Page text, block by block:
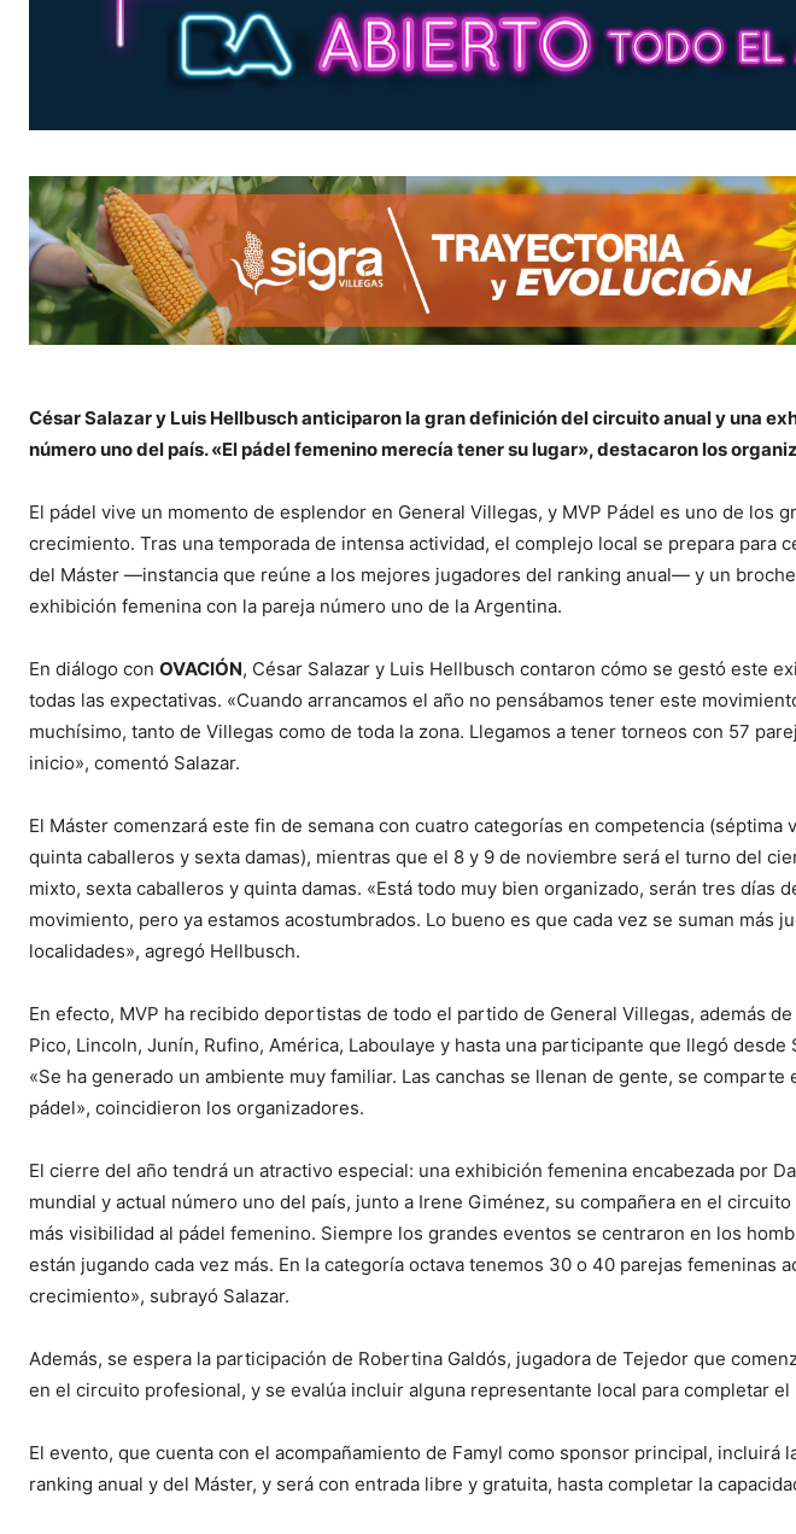
César Salazar y Luis Hellbusch anticiparon la gran definición del circuito anual y una
número uno del país. «El pádel femenino merecía tener su lugar», destacaron los
El pádel vive un momento de esplendor en General Villegas, y MVP Pádel es uno de los
crecimiento. Tras una temporada de intensa actividad, el complejo local se prepara para
del Máster —instancia que reúne a los mejores jugadores del ranking anual— y un
exhibición femenina con la pareja número uno de la Argentina.
En diálogo con OVACIÓN, César Salazar y Luis Hellbusch contaron cómo se gestó este
todas las expectativas. «Cuando arrancamos el año no pensábamos tener este
muchísimo, tanto de Villegas como de toda la zona. Llegamos a tener torneos con 57
inicio», comentó Salazar.
El Máster comenzará este fin de semana con cuatro categorías en competencia (séptima
quinta caballeros y sexta damas), mientras que el 8 y 9 de noviembre será el turno del
mixto, sexta caballeros y quinta damas. «Está todo muy bien organizado, serán tres días
movimiento, pero ya estamos acostumbrados. Lo bueno es que cada vez se suman más
localidades», agregó Hellbusch.
En efecto, MVP ha recibido deportistas de todo el partido de General Villegas, además
Pico, Lincoln, Junín, Rufino, América, Laboulaye y hasta una participante que llegó desde
«Se ha generado un ambiente muy familiar. Las canchas se llenan de gente, se comparte
pádel», coincidieron los organizadores.
El cierre del año tendrá un atractivo especial: una exhibición femenina encabezada por
mundial y actual número uno del país, junto a Irene Giménez, su compañera en el
más visibilidad al pádel femenino. Siempre los grandes eventos se centraron en los
están jugando cada vez más. En la categoría octava tenemos 30 o 40 parejas femeninas
crecimiento», subrayó Salazar.
Además, se espera la participación de Robertina Galdós, jugadora de Tejedor que
en el circuito profesional, y se evalúa incluir alguna representante local para completar el
El evento, que cuenta con el acompañamiento de Famyl como sponsor principal, incluirá
ranking anual y del Máster, y será con entrada libre y gratuita, hasta completar la